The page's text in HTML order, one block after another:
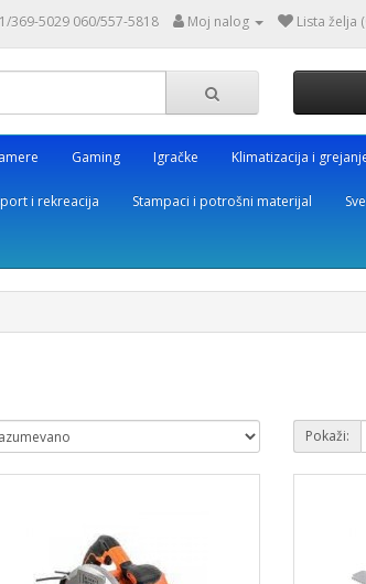
369-5029 060/557-5818 Moj nalog Lista želja
Gaming Igračke Klimatizacija i
i rekreacija Stampaci i potrošni materijal
Pokaži: